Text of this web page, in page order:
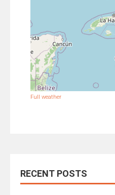
Full weather
RECENT POSTS